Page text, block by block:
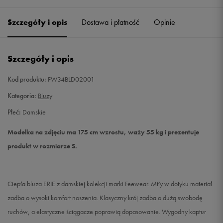
S Powiadom o dostępności
Szczegóły i opis Dostawa i płatność Opinie
Szczegóły i opis
Kod produktu: FW34BLD02001
Kategoria: Bluzy
Płeć: Damskie
Modelka na zdjęciu ma 175 cm wzrostu, waży 55 kg i prezentuje
produkt w rozmiarze S.
Ciepła bluza ERIE z damskiej kolekcji marki Feewear. Miły w dotyku materiał
zadba o wysoki komfort noszenia. Klasyczny krój zadba o dużą swobodę
ruchów, a elastyczne ściągacze poprawią dopasowanie. Wygodny kaptur